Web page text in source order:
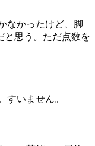
なかったけど、脚
と思う。ただ点数を
いません。